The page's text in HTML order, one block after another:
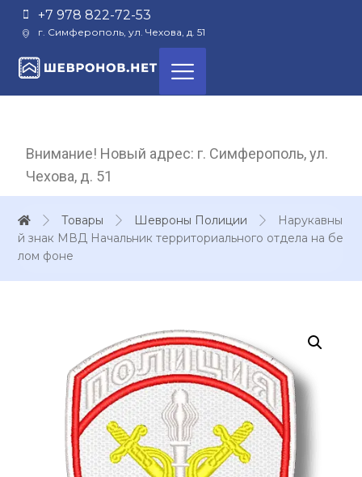
+7 978 822-72-53
г. Симферополь, ул. Чехова, д. 51
Внимание! Новый адрес: г. Симферополь, ул.
Чехова, д. 51
Товары Шевроны Полиции
Нарукавны
й знак МВД Начальник территориального отдела на бе
лом фоне